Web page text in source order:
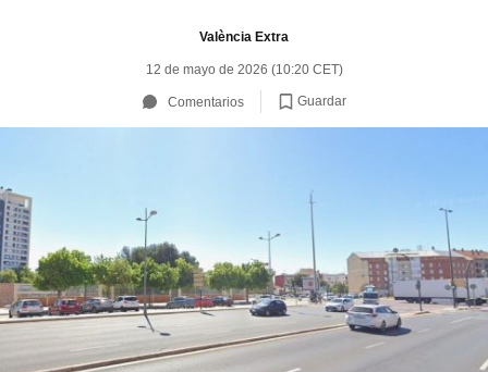
València Extra
12 de mayo de 2026 (10:20 CET)
Comentarios Guardar